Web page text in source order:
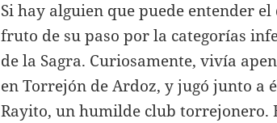
Si hay alguien que puede entender
fruto de su paso por la categorías
de la Sagra. Curiosamente, vivía
en Torrejón de Ardoz, y jugó junto a
Rayito, un humilde club torrejonero.